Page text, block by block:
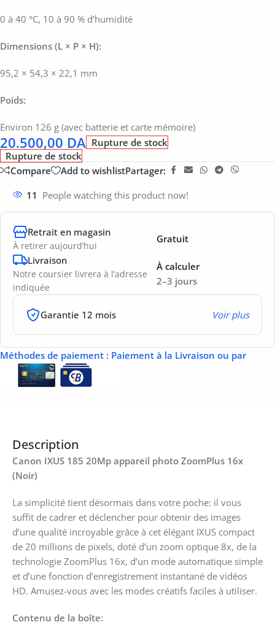
0 à 40 °C, 10 à 90 % d’humidité
Dimensions (L × P × H):
95,2 × 54,3 × 22,1 mm
Poids:
Environ 126 g (avec batterie et carte mémoire)
20.500,00 DA Rupture de stock
Rupture de stock
Compare
Add to wishlistPartager:
11 People watching this product now!
Retrait en magasin
À retirer aujourd’hui
Gratuit
Livraison
Notre coursier livrera à l’adresse
indiquée
2–3 jours
À calculer
Garantie 12 mois Voir plus
Méthodes de paiement : Paiement à la Livraison ou par
Description
Canon IXUS 185 20Mp appareil photo ZoomPlus 16x
(Noir)
La simplicité tient désormais dans votre poche: il vous
suffit de cadrer et déclencher pour obtenir des images
d’une qualité incroyable grâce à cet élégant IXUS compact
de 20 millions de pixels, doté d’un zoom optique 8x, de la
technologie ZoomPlus 16x, d’un mode automatique simple
et d’une fonction d’enregistrement instantané de vidéos
HD. Amusez-vous avec les modes créatifs faciles à utiliser.
Contenu de la boîte: